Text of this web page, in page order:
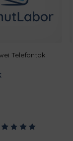
Telefontok
2345